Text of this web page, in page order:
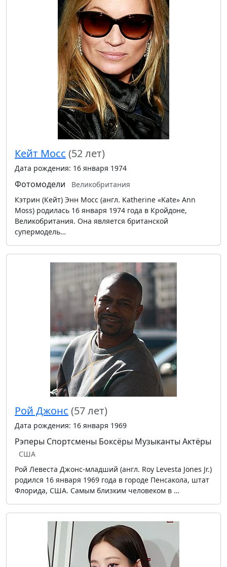
Кейт Мосс (52 лет)
Дата рождения: 16 января 1974
Фотомодели
Великобритания
Кэтрин (Кейт) Энн Мосс (англ. Katherine «Kate» Ann
Moss) родилась 16 января 1974 года в Кройдоне,
Великобритания. Она является британской
супермодель…
Рой Джонс (57 лет)
Дата рождения: 16 января 1969
Рэперы Спортсмены Боксёры Музыканты Актёры
США
Рой Левеста Джонс-младший (англ. Roy Levesta Jones Jr.)
родился 16 января 1969 года в городе Пенсакола, штат
Флорида, США. Самым близким человеком в …